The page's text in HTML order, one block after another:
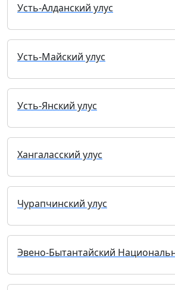
Усть-Алданский улус
Усть-Майский улус
Усть-Янский улус
Хангаласский улус
Чурапчинский улус
Эвено-Бытантайский